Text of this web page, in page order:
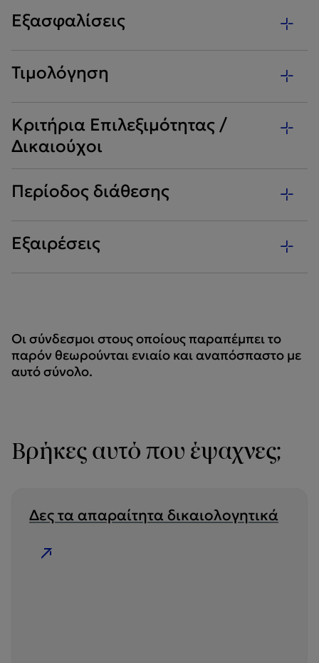
Εξασφαλίσεις
Τιμολόγηση
Κριτήρια Επιλεξιμότητας /
Δικαιούχοι
Περίοδος διάθεσης
Εξαιρέσεις
Οι σύνδεσμοι στους οποίους παραπέμπει το
παρόν θεωρούνται ενιαίο και αναπόσπαστο με
αυτό σύνολο.
Βρήκες αυτό που έψαχνες;
Δες τα απαραίτητα δικαιολογητικά